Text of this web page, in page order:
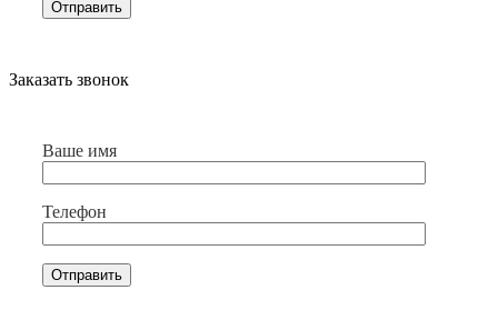
Заказать звонок
Ваше имя
Телефон